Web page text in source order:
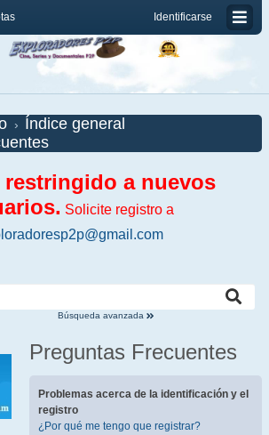
Identificarse
Índice general
restringido a nuevos
Solicite registro a
Búsqueda avanzada
Preguntas Frecuentes
Problemas acerca de la identificación y el
registro
¿Por qué me tengo que registrar?